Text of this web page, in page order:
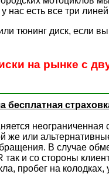
нас есть все три
тюнинг диск, если
на рынке с
бесплатная
же или
В случае
и со стороны
пробег на